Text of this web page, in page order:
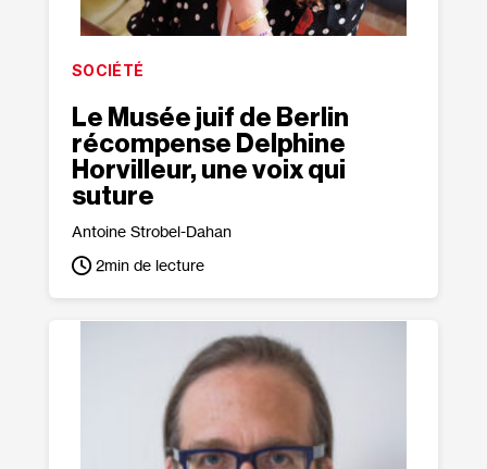
SOCIÉTÉ
Le Musée juif de Berlin
récompense Delphine
Horvilleur, une voix qui
suture
Antoine Strobel-Dahan
2min de lecture